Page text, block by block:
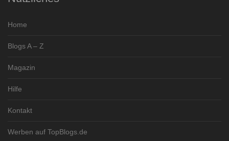
Home
Blogs A – Z
Magazin
Hilfe
Kontakt
Werben auf TopBlogs.de